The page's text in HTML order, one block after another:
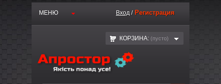
МЕНЮ Вход / Регистрация
КОРЗИНА: (пустo)